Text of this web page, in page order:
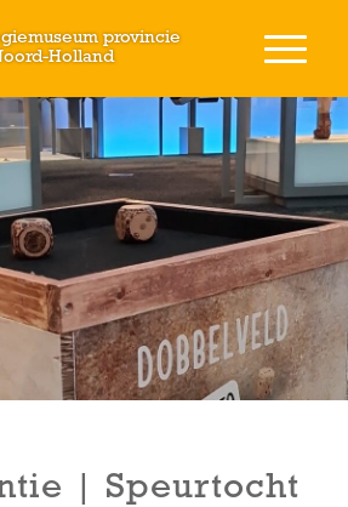
provincie
Holland
| Speurtocht